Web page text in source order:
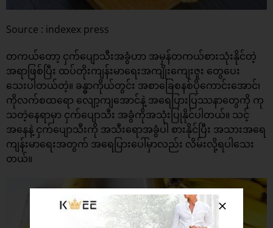
Source : indexex press
တကယ်တော့ ငှက်ပျောသီးအခွံဟာ အမှန်တကယ်စားသုံးနိုင်တဲ့
အရာဖြစ်ပြီး ထပ်တိုးကျန်းမာရေးအကျိုးကျေးဇူး တွေပေး
သေးပါတယ်တဲ့။ ခန္ဓာကိုယ်တွင်း အစာခြေစနစ်ပိုကောင်းအောင်၊
ကိုလက်စထရော လျော့ကျအောင်နဲ့ အရေပြားပြဿနာတွေကို ကု
သတဲ့နေရာမှာ ငှက်ပျောသီး အခွံကိုအသုံးပြုနိုင်ပါတယ်။ သင့်
အနေနဲ့ ငှက်ပျောသီးကို အသီးရောအခွံပါ စားနိုင်ပြီး အသားအရေ
ကျန်းမာရေးအတွက် အရေပြားပေါ်မှာလည်း လိမ်းလို့ရပါသေး
တယ်။